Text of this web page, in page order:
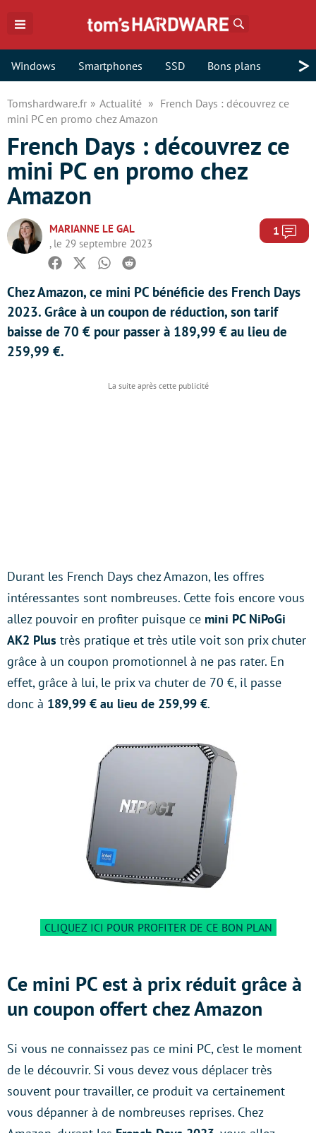
Windows Smartphones SSD Bons plans >
Tomshardware.fr Actualité
French Days : découvrez ce
mini PC en promo chez Amazon
French Days : découvrez ce
mini PC en promo chez
Amazon
MARIANNE LE GAL
, le 29 septembre 2023
1
Facebook
TwitterWhatsapp
Reddit
Chez Amazon, ce mini PC bénéficie des French Days
2023. Grâce à un coupon de réduction, son tarif
baisse de 70 € pour passer à 189,99 € au lieu de
259,99 €.
Durant les French Days chez Amazon, les offres
intéressantes sont nombreuses. Cette fois encore vous
allez pouvoir en profiter puisque ce mini PC NiPoGi
AK2 Plus très pratique et très utile voit son prix chuter
grâce à un coupon promotionnel à ne pas rater. En
effet, grâce à lui, le prix va chuter de 70 €, il passe
donc à 189,99 € au lieu de 259,99 €.
CLIQUEZ ICI POUR PROFITER DE CE BON PLAN
Ce mini PC est à prix réduit grâce à
un coupon offert chez Amazon
Si vous ne connaissez pas ce mini PC, c’est le moment
de le découvrir. Si vous devez vous déplacer très
souvent pour travailler, ce produit va certainement
vous dépanner à de nombreuses reprises. Chez